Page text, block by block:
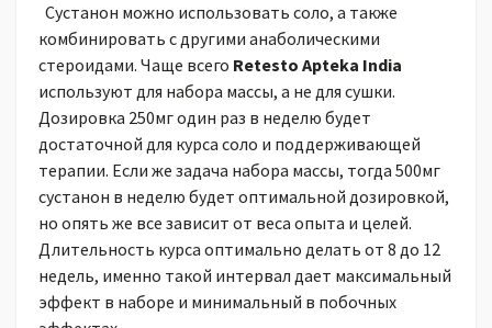
Сустанон можно использовать соло, а также
комбинировать с другими анаболическими
стероидами. Чаще всего Retesto Apteka India
используют для набора массы, а не для сушки.
Дозировка 250мг один раз в неделю будет
достаточной для курса соло и поддерживающей
терапии. Если же задача набора массы, тогда 500мг
сустанон в неделю будет оптимальной дозировкой,
но опять же все зависит от веса опыта и целей.
Длительность курса оптимально делать от 8 до 12
недель, именно такой интервал дает максимальный
эффект в наборе и минимальный в побочных